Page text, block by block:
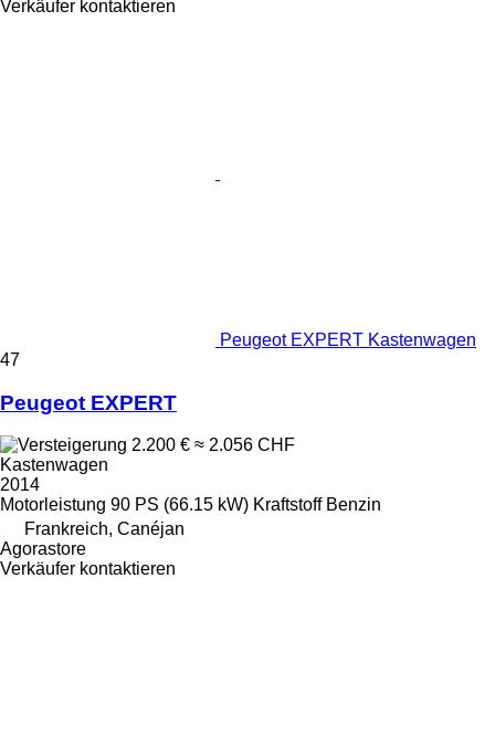
Verkäufer kontaktieren
Peugeot EXPERT Kastenwagen
47
Peugeot EXPERT
2.200 € ≈ 2.056 CHF
Kastenwagen
2014
Motorleistung 90 PS (66.15 kW) Kraftstoff Benzin
Frankreich, Canéjan
Agorastore
Verkäufer kontaktieren